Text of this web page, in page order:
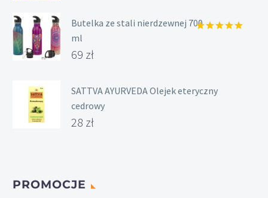
Butelka ze stali nierdzewnej 700
ml
69 zł
SATTVA AYURVEDA Olejek eteryczny
cedrowy
28 zł
PROMOCJE